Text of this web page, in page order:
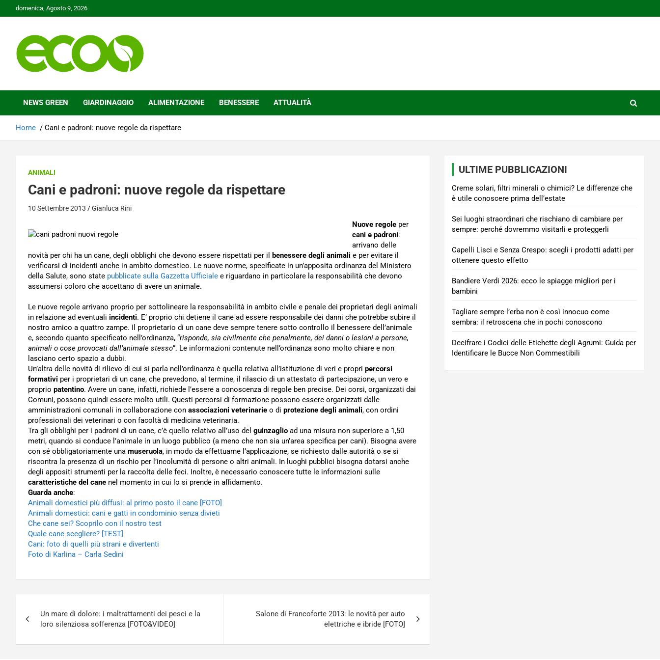
to
domenica, Agosto 9, 2026
Ecoo.it
NEWS GREEN GIARDINAGGIO ALIMENTAZIONE BENESSERE ATTUALITÀ
Home Cani e padroni: nuove regole da rispettare
ANIMALI
Cani e padroni: nuove regole da rispettare
10 Settembre 2013 Gianluca Rini
Nuove regole per
cani e padroni:
arrivano delle
novità per chi ha un cane, degli obblighi che devono essere rispettati per il
benessere degli animali e per evitare il
verificarsi di incidenti anche in ambito domestico. Le nuove norme, specificate in un’apposita ordinanza del Ministero
della Salute, sono state pubblicate sulla Gazzetta Ufficiale e riguardano in particolare la responsabilità che devono
assumersi coloro che accettano di avere un animale.
Le nuove regole arrivano proprio per sottolineare la responsabilità in ambito civile e penale dei proprietari degli animali
in relazione ad eventuali incidenti. E’ proprio chi detiene il cane ad essere responsabile dei danni che potrebbe subire il
nostro amico a quattro zampe. Il proprietario di un cane deve sempre tenere sotto controllo il benessere dell’animale
e, secondo quanto specificato nell’ordinanza, “risponde, sia civilmente che penalmente, dei danni o lesioni a persone,
animali o cose provocati dall’animale stesso”. Le informazioni contenute nell’ordinanza sono molto chiare e non
lasciano certo spazio a dubbi.
Un’altra delle novità di rilievo di cui si parla nell’ordinanza è quella relativa all’istituzione di veri e propri percorsi
formativi per i proprietari di un cane, che prevedono, al termine, il rilascio di un attestato di partecipazione, un vero e
proprio patentino. Avere un cane, infatti, richiede l’essere a conoscenza di regole ben precise. Dei corsi, organizzati dai
Comuni, possono quindi essere molto utili. Questi percorsi di formazione possono essere organizzati dalle
amministrazioni comunali in collaborazione con associazioni veterinarie o di protezione degli animali, con ordini
professionali dei veterinari o con facoltà di medicina veterinaria.
Tra gli obblighi per i padroni di un cane, c’è quello relativo all’uso del guinzaglio ad una misura non superiore a 1,50
metri, quando si conduce l’animale in un luogo pubblico (a meno che non sia un’area specifica per cani). Bisogna avere
con sé obbligatoriamente una museruola, in modo da effettuarne l’applicazione, se richiesto dalle autorità o se si
riscontra la presenza di un rischio per l’incolumità di persone o altri animali. In luoghi pubblici bisogna dotarsi anche
degli appositi strumenti per la raccolta delle feci. Inoltre, è necessario conoscere tutte le informazioni sulle
caratteristiche del cane nel momento in cui lo si prende in affidamento.
Guarda anche:
Animali domestici più diffusi: al primo posto il cane [FOTO]
Animali domestici: cani e gatti in condominio senza divieti
Che cane sei? Scoprilo con il nostro test
Quale cane scegliere? [TEST]
Cani: foto di quelli più strani e divertenti
Foto di Karlina – Carla Sedini
articoli
Un mare di dolore: i maltrattamenti dei pesci e la
loro silenziosa sofferenza [FOTO&VIDEO]
Salone di Francoforte 2013: le novità per auto
elettriche e ibride [FOTO]
ULTIME PUBBLICAZIONI
Creme solari, filtri minerali o chimici? Le differenze che
è utile conoscere prima dell’estate
Sei luoghi straordinari che rischiano di cambiare per
sempre: perché dovremmo visitarli e proteggerli
Capelli Lisci e Senza Crespo: scegli i prodotti adatti per
ottenere questo effetto
Bandiere Verdi 2026: ecco le spiagge migliori per i
bambini
Tagliare sempre l’erba non è così innocuo come
sembra: il retroscena che in pochi conoscono
Decifrare i Codici delle Etichette degli Agrumi: Guida per
Identificare le Bucce Non Commestibili